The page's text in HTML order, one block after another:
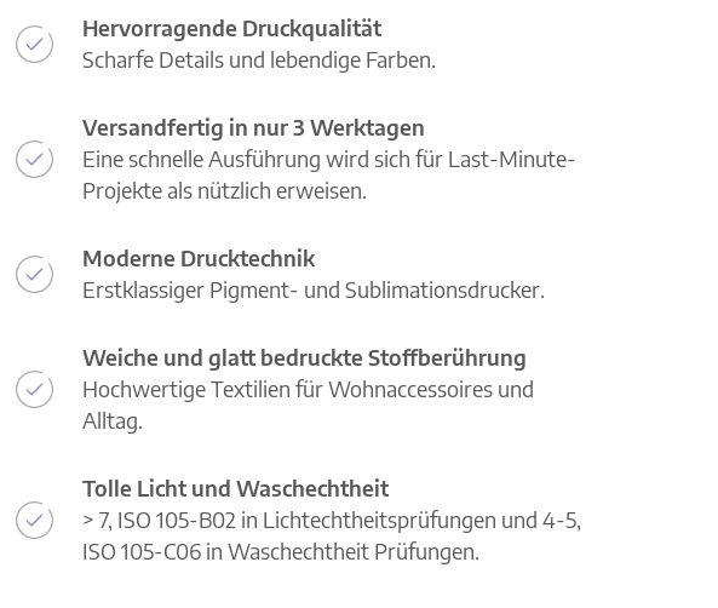
Hervorragende Druckqualität
Scharfe Details und lebendige Farben.
Versandfertig in nur 3 Werktagen
Eine schnelle Ausführung wird sich für Last-Minute-
Projekte als nützlich erweisen.
Moderne Drucktechnik
Erstklassiger Pigment- und Sublimationsdrucker.
Weiche und glatt bedruckte Stoffberührung
Hochwertige Textilien für Wohnaccessoires und
Alltag.
Tolle Licht und Waschechtheit
> 7, ISO 105-B02 in Lichtechtheitsprüfungen und 4-5,
ISO 105-C06 in Waschechtheit Prüfungen.